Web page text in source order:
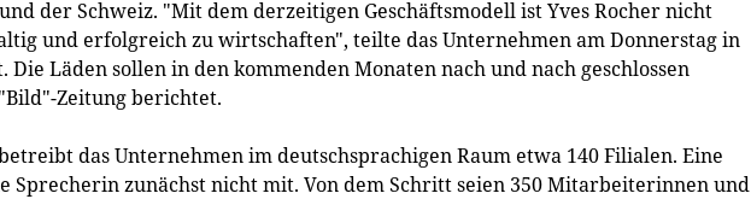
der Schweiz. "Mit dem derzeitigen Geschäftsmodell ist Yves Rocher nicht
und erfolgreich zu wirtschaften", teilte das Unternehmen am Donnerstag in
Läden sollen in den kommenden Monaten nach und nach geschlossen
Zeitung berichtet.
das Unternehmen im deutschsprachigen Raum etwa 140 Filialen. Eine
Sprecherin zunächst nicht mit. Von dem Schritt seien 350 Mitarbeiterinnen und